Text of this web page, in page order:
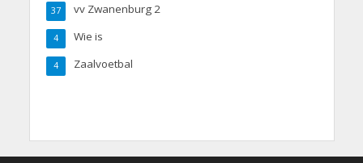
vv Zwanenburg 2
37
Wie is
4
Zaalvoetbal
4